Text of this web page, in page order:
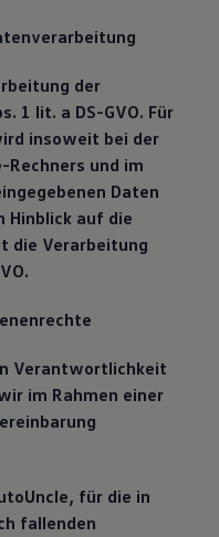
der
1 lit. a DS-GVO. Für
insoweit bei der
Rechners und im
Daten
Hinblick auf die
die Verarbeitung
Verantwortlichkeit
im Rahmen einer
für die in
fallenden